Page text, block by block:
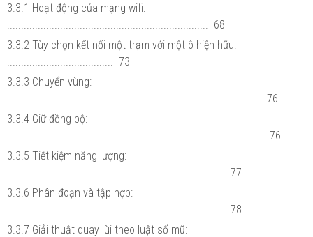
3.3.1 Hoạt động của mạng wifi:
........................................................................ 68
3.3.2 Tùy chọn kết nối một trạm với một ô hiện hữu:
...................................... 73
3.3.3 Chuyển vùng:
........................................................................................... 76
3.3.4 Giữ đồng bộ:
............................................................................................ 76
3.3.5 Tiết kiệm năng lượng:
.............................................................................. 77
3.3.6 Phân đoạn và tập hợp:
.............................................................................. 78
3.3.7 Giải thuật quay lùi theo luật số mũ: